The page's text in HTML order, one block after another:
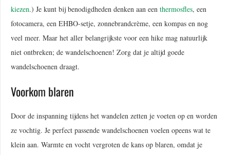
kiezen.) Je kunt bij benodigdheden denken aan een thermosfles, een
fotocamera, een EHBO-setje, zonnebrandcrème, een kompas en nog
veel meer. Maar het aller belangrijkste voor een hike mag natuurlijk
niet ontbreken; de wandelschoenen! Zorg dat je altijd goede
wandelschoenen draagt.
Voorkom blaren
Door de inspanning tijdens het wandelen zetten je voeten op en worden
ze vochtig. Je perfect passende wandelschoenen voelen opeens wat te
klein aan. Warmte en vocht vergroten de kans op blaren, omdat je